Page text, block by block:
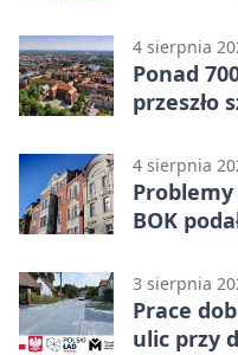
4 sierpnia
Ponad
przeszło
4 sierpnia
BOK
3 sierpnia
Prace
ulic przy